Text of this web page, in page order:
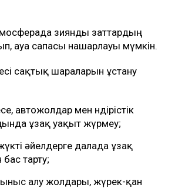
зиянды заттардың
ауа сапасы нашарлауы мүмкін.
сақтық шараларын ұстану
автожолдар мен өндірістік
ұзақ уақыт жүрмеу;
әйелдерге далада ұзақ
тарту;
алу жолдары, жүрек-қан